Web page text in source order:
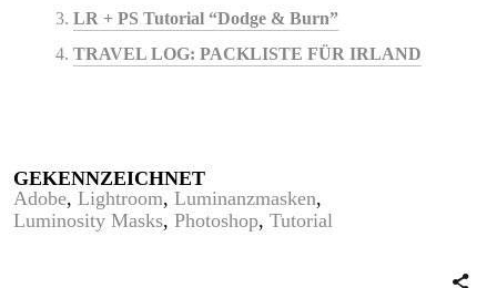
LR + PS Tutorial “Dodge & Burn”
TRAVEL LOG: PACKLISTE FÜR IRLAND
GEKENNZEICHNET
Adobe Lightroom Luminanzmasken
Luminosity Masks Photoshop Tutorial